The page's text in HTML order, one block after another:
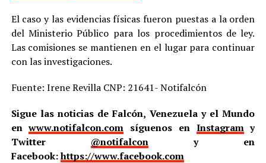
El caso y las evidencias físicas fueron puestas a la orden
del Ministerio Público para los procedimientos de ley.
Las comisiones se mantienen en el lugar para continuar
con las investigaciones.
Fuente: Irene Revilla CNP: 21641- Notifalcón
Sigue las noticias de Falcón, Venezuela y el Mundo
enwww.notifalcon.com síguenos en Instagramy
Twitter @notifalcony en
Facebook:https://www.facebook.com